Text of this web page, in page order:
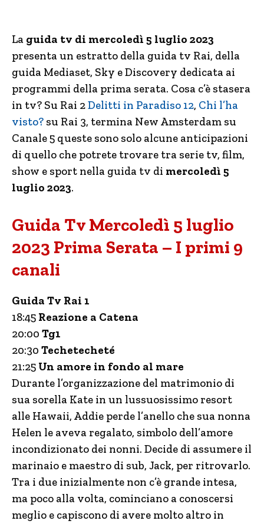
La guida tv di mercoledì 5 luglio 2023
presenta un estratto della guida tv Rai, della
guida Mediaset, Sky e Discovery dedicata ai
programmi della prima serata. Cosa c’è stasera
in tv? Su Rai 2Delitti in Paradiso 12, Chi l’ha
visto? su Rai 3, termina New Amsterdam su
Canale 5 queste sono solo alcune anticipazioni
di quello che potrete trovare tra serie tv, film,
show e sport nella guida tv di mercoledì 5
luglio 2023.
Guida Tv Mercoledì 5 luglio
2023 Prima Serata – I primi 9
canali
Guida Tv Rai 1
18:45 Reazione a Catena
20:00 Tg1
20:30 Techetecheté
21:25 Un amore in fondo al mare
Durante l’organizzazione del matrimonio di
sua sorella Kate in un lussuosissimo resort
alle Hawaii, Addie perde l’anello che sua nonna
Helen le aveva regalato, simbolo dell’amore
incondizionato dei nonni. Decide di assumere il
marinaio e maestro di sub, Jack, per ritrovarlo.
Tra i due inizialmente non c’è grande intesa,
ma poco alla volta, cominciano a conoscersi
meglio e capiscono di avere molto altro in